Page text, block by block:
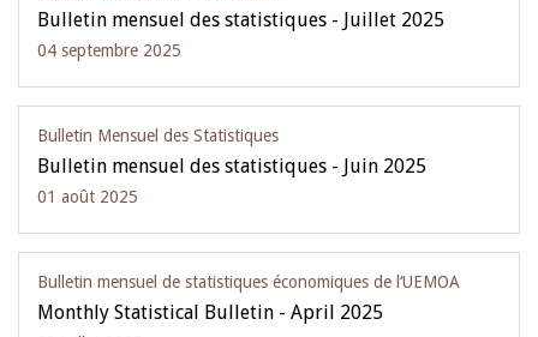
Bulletin mensuel des statistiques - Juillet 2025
04 septembre 2025
Bulletin Mensuel des Statistiques
Bulletin mensuel des statistiques - Juin 2025
01 août 2025
Bulletin mensuel de statistiques économiques de l‘UEMOA
Monthly Statistical Bulletin - April 2025